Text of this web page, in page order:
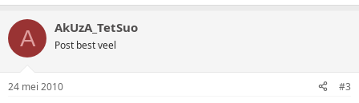
A AkUzA_TetSuo
Post best veel
24 mei 2010 #3